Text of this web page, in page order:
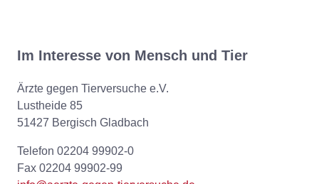
Im Interesse von Mensch und Tier
Ärzte gegen Tierversuche e.V.
Lustheide 85
51427 Bergisch Gladbach
Telefon 02204 99902-0
Fax 02204 99902-99